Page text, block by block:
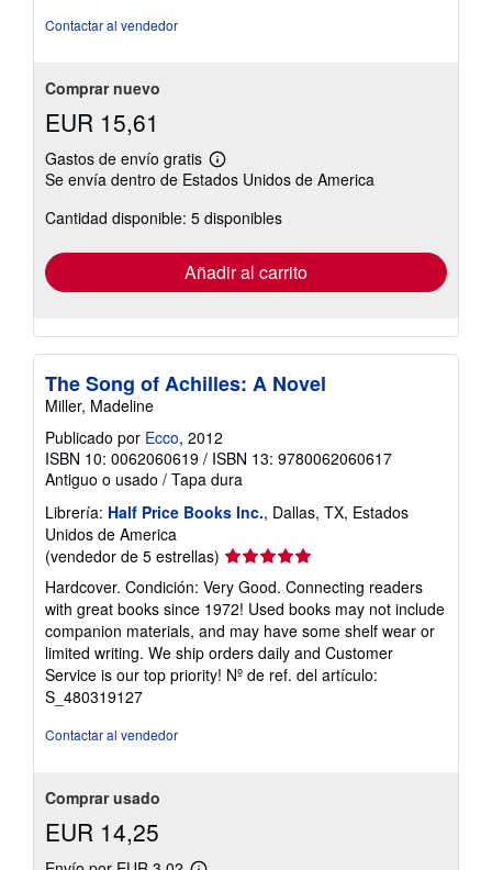
Contactar al vendedor
Comprar nuevo
EUR 15,61
Gastos de envío gratis
Más
información
las
tarifas
envío
Se envía dentro de Estados Unidos de America
Cantidad disponible: 5 disponibles
Añadir al carrito
The Song of Achilles: A Novel
Miller, Madeline
Publicado por Ecco, 2012
ISBN 10: 0062060619 / ISBN 13: 9780062060617
Antiguo o usado / Tapa dura
Librería: Half Price Books Inc., Dallas, TX, Estados
Unidos de America
(vendedor de 5 estrellas) Calificación
del
vendedor:
5
de
5
estrellas
Hardcover. Condición: Very Good. Connecting readers
with great books since 1972! Used books may not include
companion materials, and may have some shelf wear or
limited writing. We ship orders daily and Customer
Service is our top priority! Nº de ref. del artículo:
S_480319127
Contactar al vendedor
Comprar usado
EUR 14,25